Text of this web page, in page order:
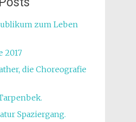
zum Leben
2017
die Choreografie
Spaziergang.